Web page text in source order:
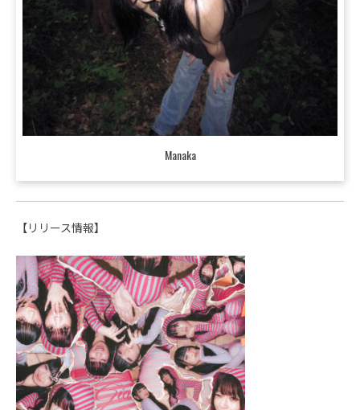
Manaka
【リリース情報】